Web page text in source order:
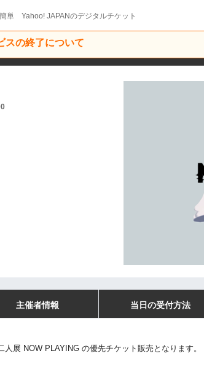
単 Yahoo! JAPANのデジタルチケット
スの終了について
主催者情報 当日の受付方法
展 NOW PLAYING の優先チケット販売となります。